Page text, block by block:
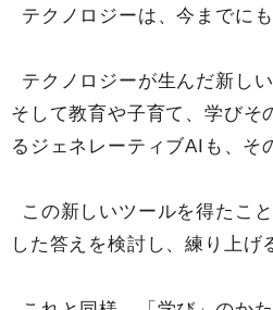
テクノロジーは、今までに
テクノロジーが生んだ新し
そして教育や子育て、学びそ
るジェネレーティブAIも、そ
この新しいツールを得たこ
した答えを検討し、練り上げ